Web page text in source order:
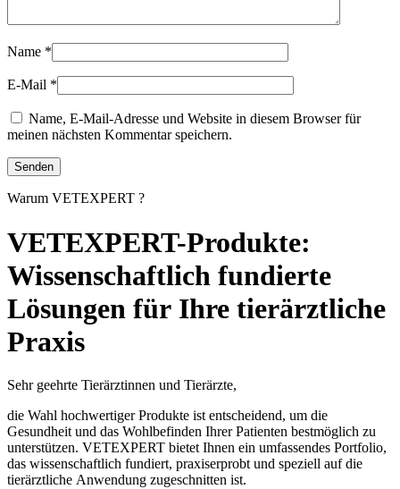
Name *
E-Mail *
Name, E-Mail-Adresse und Website in diesem Browser für
meinen nächsten Kommentar speichern.
Warum VETEXPERT ?
VETEXPERT-Produkte:
Wissenschaftlich fundierte
Lösungen für Ihre tierärztliche
Praxis
Sehr geehrte Tierärztinnen und Tierärzte,
die Wahl hochwertiger Produkte ist entscheidend, um die
Gesundheit und das Wohlbefinden Ihrer Patienten bestmöglich zu
unterstützen. VETEXPERT bietet Ihnen ein umfassendes Portfolio,
das wissenschaftlich fundiert, praxiserprobt und speziell auf die
tierärztliche Anwendung zugeschnitten ist.